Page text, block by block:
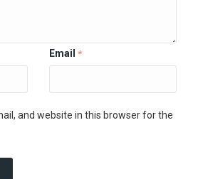
Email *
and website in this browser for the